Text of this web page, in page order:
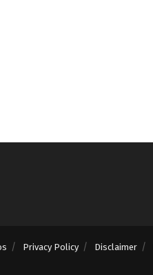
Privacy Policy Disclaimer